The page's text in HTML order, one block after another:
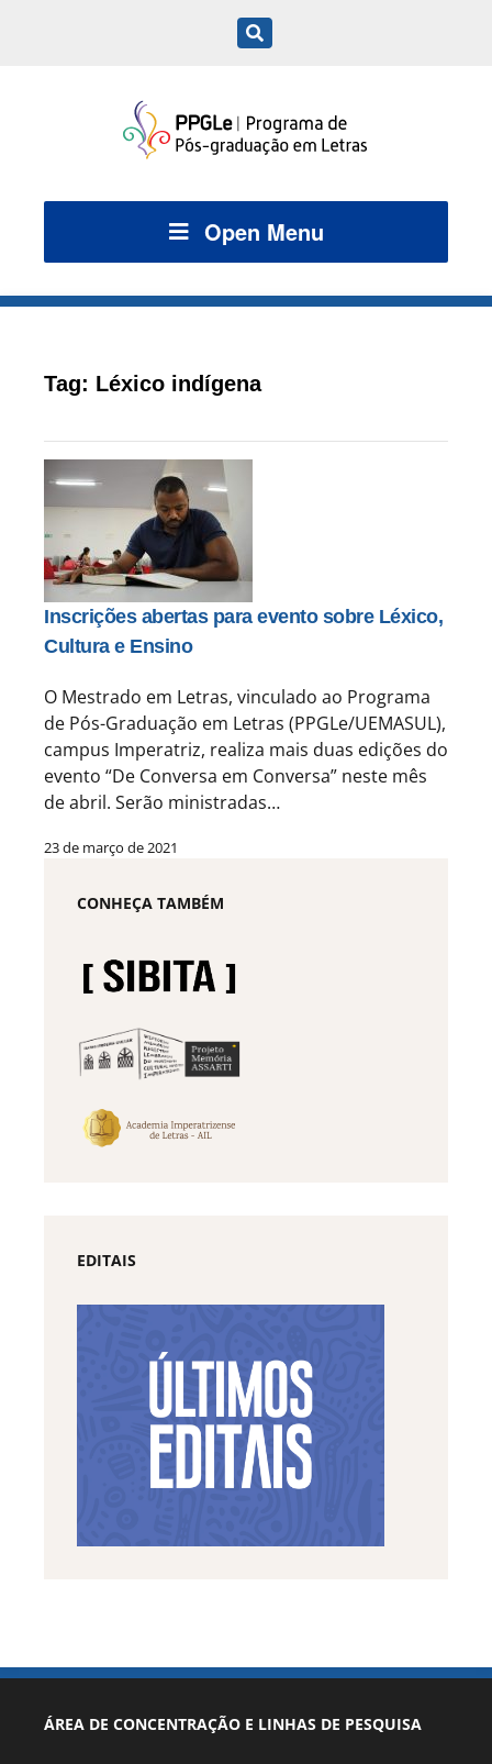
Open Menu
Tag: Léxico indígena
Inscrições abertas para evento sobre Léxico,
Cultura e Ensino
O Mestrado em Letras, vinculado ao Programa
de Pós-Graduação em Letras (PPGLe/UEMASUL),
campus Imperatriz, realiza mais duas edições do
evento “De Conversa em Conversa” neste mês
de abril. Serão ministradas…
23 de março de 2021
CONHEÇA TAMBÉM
EDITAIS
ÁREA DE CONCENTRAÇÃO E LINHAS DE PESQUISA